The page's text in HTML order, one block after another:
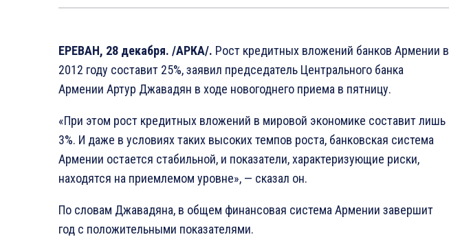
ЕРЕВАН, 28 декабря. /АРКА/. Рост кредитных вложений банков Армении в
2012 году составит 25%, заявил председатель Центрального банка
Армении Артур Джавадян в ходе новогоднего приема в пятницу.
«При этом рост кредитных вложений в мировой экономике составит лишь
3%. И даже в условиях таких высоких темпов роста, банковская система
Армении остается стабильной, и показатели, характеризующие риски,
находятся на приемлемом уровне», — сказал он.
По словам Джавадяна, в общем финансовая система Армении завершит
год с положительными показателями.